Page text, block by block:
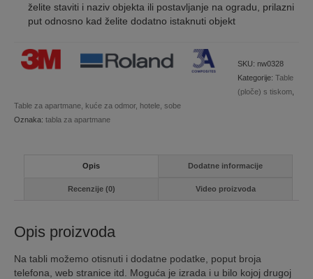
želite staviti i naziv objekta ili postavljanje na ogradu, prilazni
put odnosno kad želite dodatno istaknuti objekt
SKU: nw0328
Kategorije: Table
(ploče) s tiskom
Table za apartmane, kuće za odmor, hotele, sobe
Oznaka: tabla za apartmane
Opis Dodatne informacije
Recenzije (0) Video proizvoda
Opis proizvoda
Na tabli možemo otisnuti i dodatne podatke, poput broja
telefona, web stranice itd. Moguća je izrada i u bilo kojoj drugoj